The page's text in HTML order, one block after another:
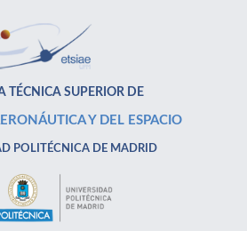
TÉCNICA SUPERIOR DE
Y DEL ESPACIO
POLITÉCNICA DE MADRID